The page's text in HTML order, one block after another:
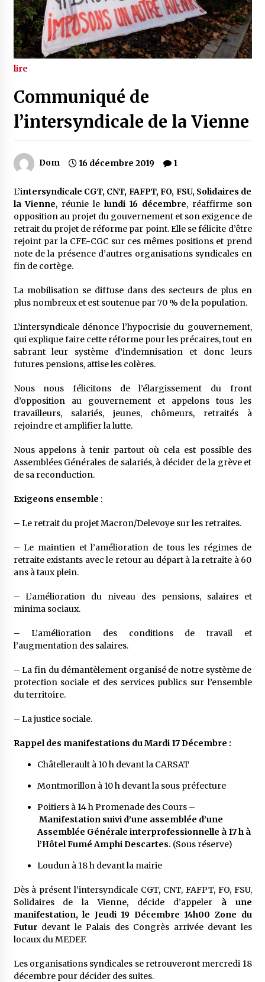
lire
Communiqué de
l’intersyndicale de la Vienne
Dom 16 décembre 2019 1
L’intersyndicale CGT, CNT, FAFPT, FO, FSU, Solidaires de
la Vienne, réunie le lundi 16 décembre, réaffirme son
opposition au projet du gouvernement et son exigence de
retrait du projet de réforme par point. Elle se félicite d’être
rejoint par la CFE-CGC sur ces mêmes positions et prend
note de la présence d’autres organisations syndicales en
fin de cortège.
La mobilisation se diffuse dans des secteurs de plus en
plus nombreux et est soutenue par 70 % de la population.
L’intersyndicale dénonce l’hypocrisie du gouvernement,
qui explique faire cette réforme pour les précaires, tout en
sabrant leur système d’indemnisation et donc leurs
futures pensions, attise les colères.
Nous nous félicitons de l’élargissement du front
d’opposition au gouvernement et appelons tous les
travailleurs, salariés, jeunes, chômeurs, retraités à
rejoindre et amplifier la lutte.
Nous appelons à tenir partout où cela est possible des
Assemblées Générales de salariés, à décider de la grève et
de sa reconduction.
Exigeons ensemble :
– Le retrait du projet Macron/Delevoye sur les retraites.
– Le maintien et l’amélioration de tous les régimes de
retraite existants avec le retour au départ à la retraite à 60
ans à taux plein.
– L’amélioration du niveau des pensions, salaires et
minima sociaux.
– L’amélioration des conditions de travail et
l’augmentation des salaires.
– La fin du démantèlement organisé de notre système de
protection sociale et des services publics sur l’ensemble
du territoire.
– La justice sociale.
Rappel des manifestations du Mardi 17 Décembre :
Châtellerault à 10 h devant la CARSAT
Montmorillon à 10 h devant la sous préfecture
Poitiers à 14 h Promenade des Cours –
Manifestation suivi d’une assemblée d’une
Assemblée Générale interprofessionnelle à 17 h à
l’Hôtel Fumé Amphi Descartes. (Sous réserve)
Loudun à 18 h devant la mairie
Dès à présent l’intersyndicale CGT, CNT, FAFPT, FO, FSU,
Solidaires de la Vienne, décide d’appeler à une
manifestation, le Jeudi 19 Décembre 14h00 Zone du
Futur devant le Palais des Congrès arrivée devant les
locaux du MEDEF.
Les organisations syndicales se retrouveront mercredi 18
décembre pour décider des suites.